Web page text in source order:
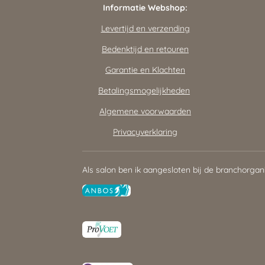
Informatie Webshop:
Levertijd en verzending
Bedenktijd en retouren
Garantie en Klachten
Betalingsmogelijkheden
Algemene voorwaarden
Privacyverklaring
Als salon ben ik aangesloten bij de